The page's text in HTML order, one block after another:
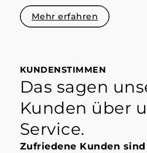
Mehr erfahren
KUNDENSTIMMEN
Das sagen
Kunden über
Service.
Zufriedene Kunden